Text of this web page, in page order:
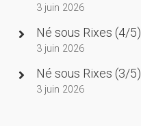
3 juin 2026
Né sous Rixes (4/5)
3 juin 2026
Né sous Rixes (3/5)
3 juin 2026